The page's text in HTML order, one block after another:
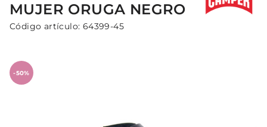
MUJER ORUGA NEGRO
Código artículo: 64399-45
-50%